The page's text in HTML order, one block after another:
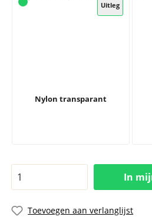
Uitleg
Nylon transparant
In
Toevoegen aan verlanglijst